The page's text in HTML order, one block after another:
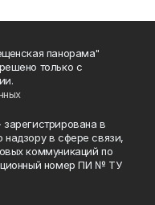
панорама"
только с
в
в сфере связи,
коммуникаций по
номер ПИ № ТУ